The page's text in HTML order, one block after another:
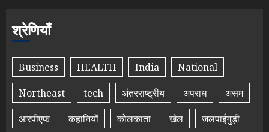
श्रेणियाँ
Business HEALTH India
National
Northeast
tech अंतरराष्ट्रीय अपराध
असम
आरपीएफ
कहानियों कोलकाता खेल
जलपाईगुड़ी